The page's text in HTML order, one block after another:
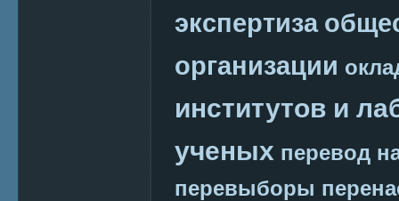
экспертиза
организации
институтов и
ученых перевод
перевыборы